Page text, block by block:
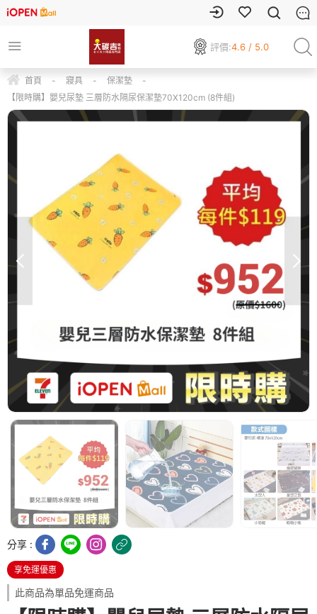
評價:4.6 / 5.0
首頁 - 寢具 - 保潔墊
-
【限時購】嬰兒尿墊 三層防水隔尿保潔墊70X120cm (8件組)
分享 :
享免運優惠
此商品為單品免運商品